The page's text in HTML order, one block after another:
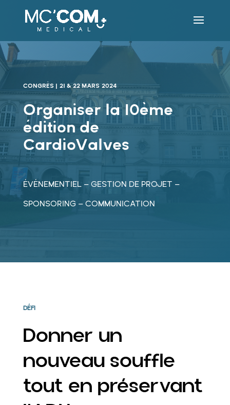
CONGRÈS | 21 & 22 MARS 2024
Organiser la 10ème
édition de
CardioValves
ÉVÉNEMENTIEL – GESTION DE PROJET –
SPONSORING – COMMUNICATION
DÉFI
Donner un
nouveau souffle
tout en préservant